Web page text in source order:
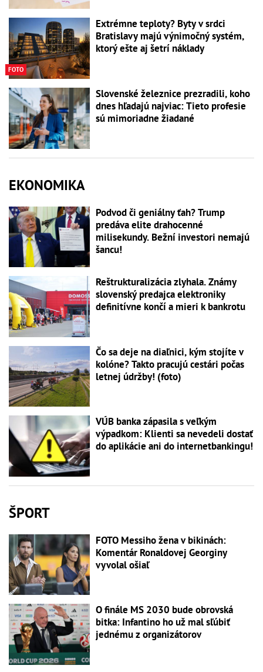
FOTO
Extrémne teploty? Byty v srdci
Bratislavy majú výnimočný systém,
ktorý ešte aj šetrí náklady
Slovenské železnice prezradili, koho
dnes hľadajú najviac: Tieto profesie
sú mimoriadne žiadané
EKONOMIKA
Podvod či geniálny ťah? Trump
predáva elite drahocenné
milisekundy. Bežní investori nemajú
šancu!
Reštrukturalizácia zlyhala. Známy
slovenský predajca elektroniky
definitívne končí a mieri k bankrotu
Čo sa deje na diaľnici, kým stojíte v
kolóne? Takto pracujú cestári počas
letnej údržby! (foto)
VÚB banka zápasila s veľkým
výpadkom: Klienti sa nevedeli dostať
do aplikácie ani do internetbankingu!
ŠPORT
FOTO Messiho žena v bikinách:
Komentár Ronaldovej Georginy
vyvolal ošiaľ
O finále MS 2030 bude obrovská
bitka: Infantino ho už mal sľúbiť
jednému z organizátorov